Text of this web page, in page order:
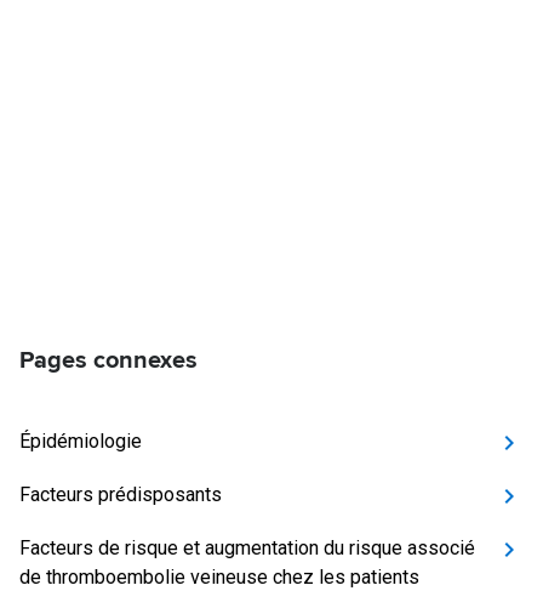
Pages connexes
Épidémiologie
Facteurs prédisposants
Facteurs de risque et augmentation du risque associé
de thromboembolie veineuse chez les patients